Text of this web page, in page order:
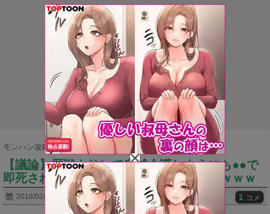
モンハン攻略まとめ隊 > ネタ・雑談
【議論】歴戦キリンで広域介護しようにも●●で
即死されるから介護できないんだがｗｗｗｗｗ
2018/02/22 1 コメ